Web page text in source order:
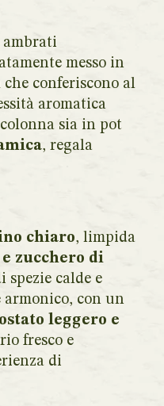
ambrati
messo in
che conferiscono al
aromatica
sia in pot
, regala
chiaro, limpida
zucchero di
spezie calde e
armonico, con un
leggero e
fresco e
di